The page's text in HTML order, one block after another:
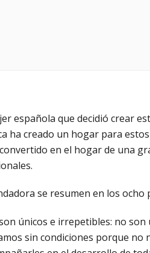
española que decidió crear
ha creado un hogar para
en el hogar de una
se resumen en los ocho
únicos e irrepetibles: no
sin condiciones porque